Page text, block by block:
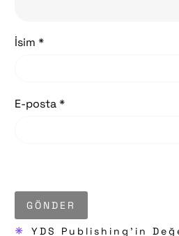
İsim *
E-posta *
GÖNDER
YDS Publishing'in